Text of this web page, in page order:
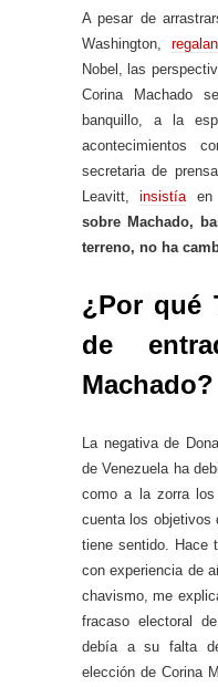
A pesar de
Washington,
Nobel, las
Corina Machado
banquillo, a la
acontecimientos
secretaria de
Leavitt,insistía en
sobre Machado,
terreno, no ha
¿Por qué
de
Machado?
La negativa de
de Venezuela ha
como a la zorra los
cuenta los objetivos
tiene sentido. Hace
con experiencia de
chavismo, me
fracaso electoral
debía a su falta
elección de Corina